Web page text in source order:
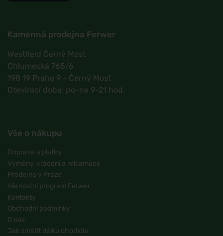
Kamenná prodejna Ferwer
Westfield Černý Most
Chlumecká 765/6
198 19 Praha 9 - Černý Most
Otevírací doba: po-ne 9-21 hod.
Vše o nákupu
Doprava a platby
Výměny, vrácení a reklamace
Prodejna v Praze
Věrnostní program Ferwer
Kontakty
Obchodní podmínky
O nás
Jak změřit délku chodidla